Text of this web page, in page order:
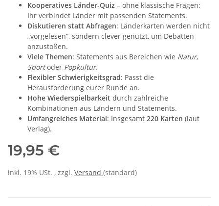
Kooperatives Länder-Quiz – ohne klassische Fragen:
Ihr verbindet Länder mit passenden Statements.
Diskutieren statt Abfragen: Länderkarten werden nicht
„vorgelesen“, sondern clever genutzt, um Debatten
anzustoßen.
Viele Themen: Statements aus Bereichen wie Natur,
Sportoder Popkultur.
Flexibler Schwierigkeitsgrad: Passt die
Herausforderung eurer Runde an.
Hohe Wiederspielbarkeit durch zahlreiche
Kombinationen aus Ländern und Statements.
Umfangreiches Material: Insgesamt 220 Karten (laut
Verlag).
19,95 €
inkl. 19% USt. , zzgl. Versand (standard)